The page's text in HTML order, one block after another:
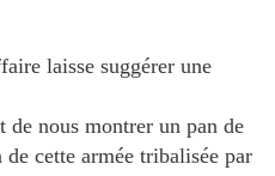
laisse suggérer une
nous montrer un pan de
cette armée tribalisée par